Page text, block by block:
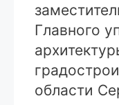
Главного
области